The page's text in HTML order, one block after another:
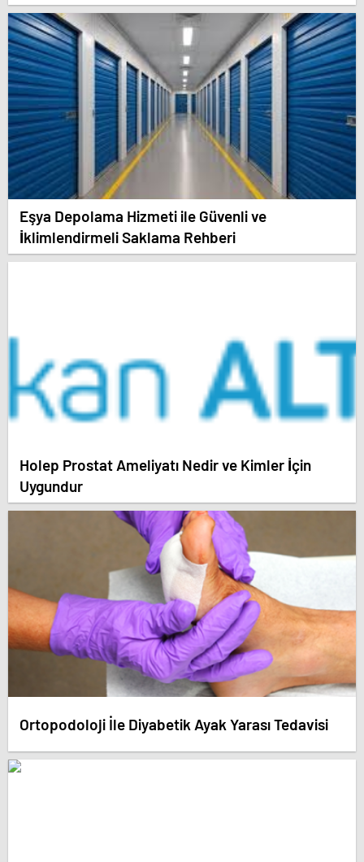
Eşya Depolama Hizmeti ile Güvenli ve
İklimlendirmeli Saklama Rehberi
Holep Prostat Ameliyatı Nedir ve Kimler İçin
Uygundur
Ortopodoloji İle Diyabetik Ayak Yarası Tedavisi